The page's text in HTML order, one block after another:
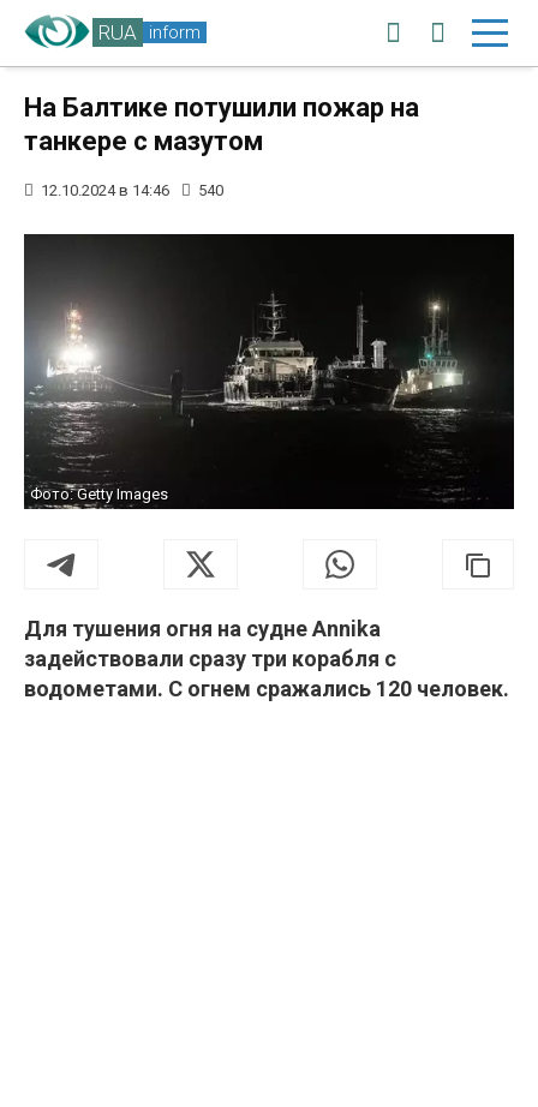
RUA inform
На Балтике потушили пожар на
танкере с мазутом
12.10.2024 в 14:46 540
Фото: Getty Images
Для тушения огня на судне Annika
задействовали сразу три корабля с
водометами. С огнем сражались 120 человек.